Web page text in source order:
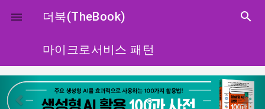
close
 더북(TheBook) search
마이크로서비스 패턴
p
r
n
e